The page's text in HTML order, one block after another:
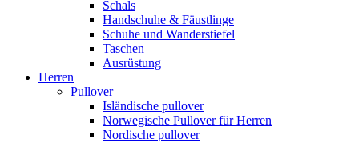
Schals
Handschuhe & Fäustlinge
Schuhe und Wanderstiefel
Taschen
Ausrüstung
Herren
Pullover
Isländische pullover
Norwegische Pullover für Herren
Nordische pullover